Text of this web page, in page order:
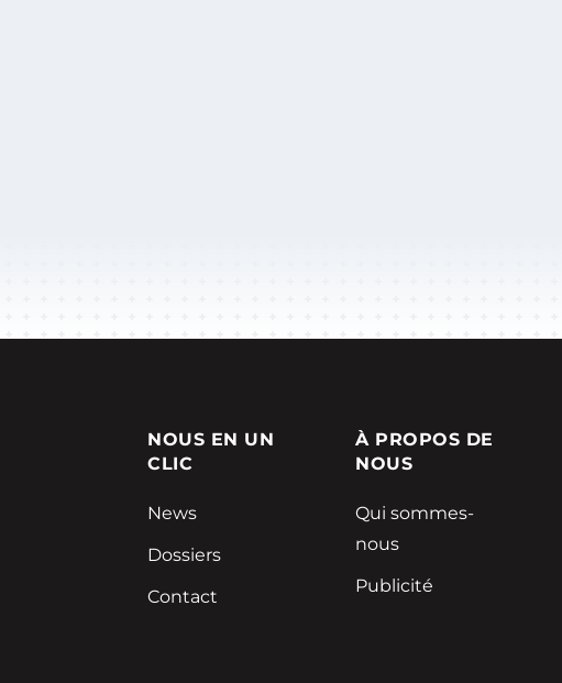
NOUS EN UN
CLIC
News
Dossiers
Contact
À PROPOS DE
NOUS
Qui sommes-
nous
Publicité